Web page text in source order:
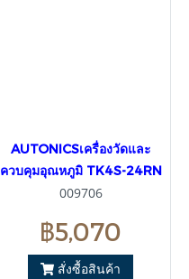
AUTONICSเครื่องวัดและ
ควบคุมอุณหภูมิ TK4S-24RN
009706
฿5,070
สั่งซื้อสินค้า